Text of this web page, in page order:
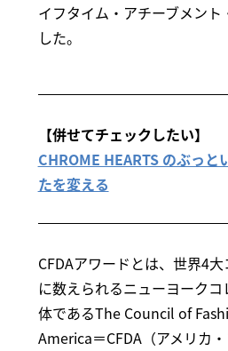
イフタイム・アチーブメン
した。
【併せてチェックしたい】
CHROME HEARTS のぶっと
たを変える
CFDAアワードとは、世界4
に数えられるニューヨーク
体であるThe Council of
America＝CFDA（アメリカ